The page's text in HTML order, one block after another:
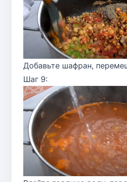
Добавьте шафран,
Шаг 9: